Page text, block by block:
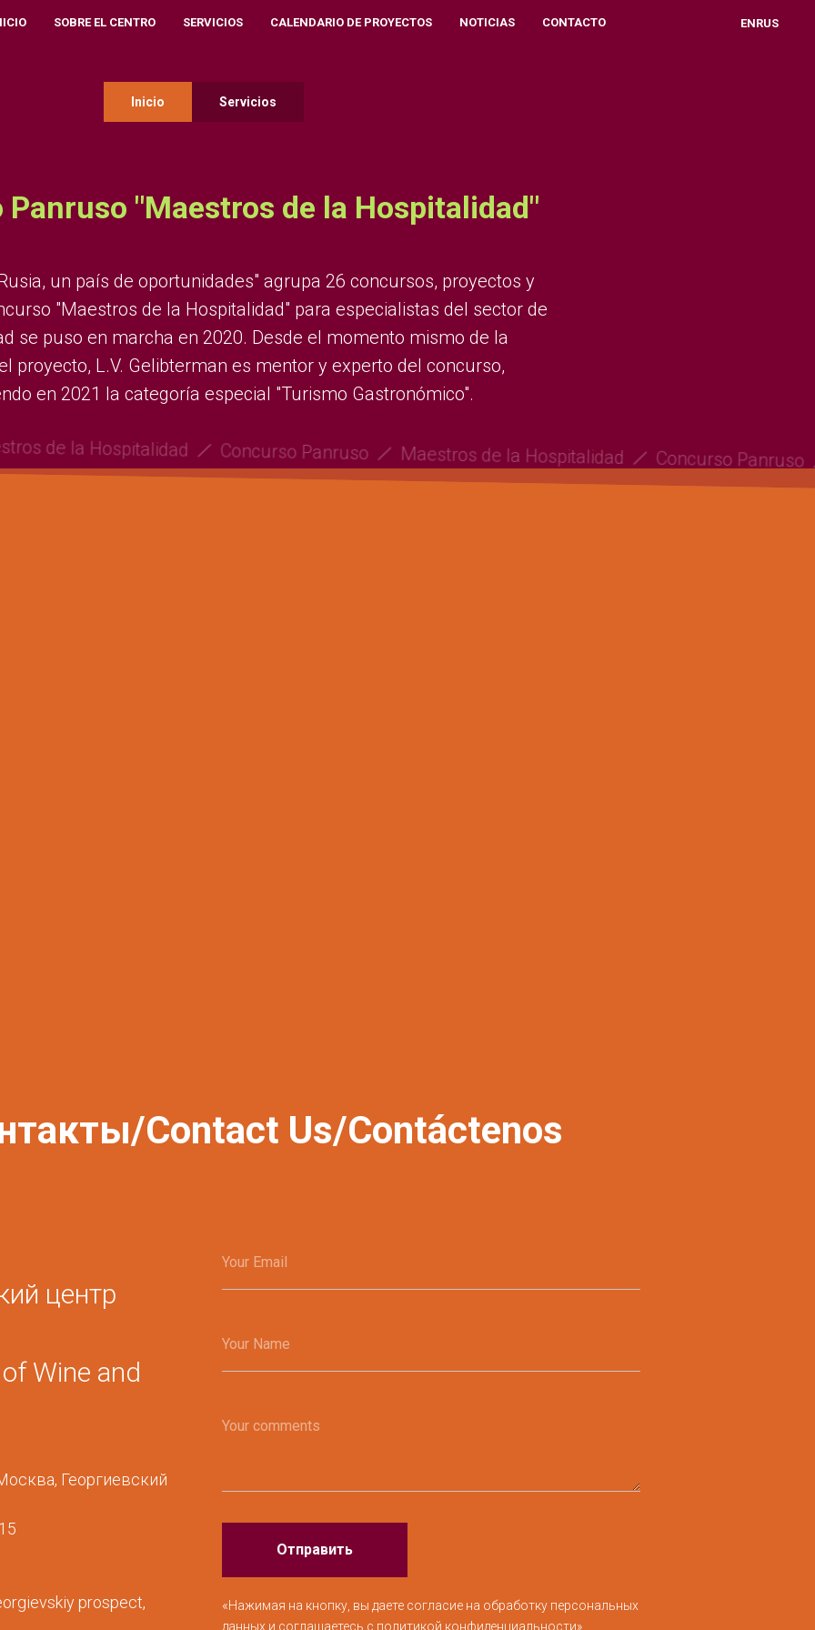
SOBRE EL CENTRO SERVICIOS CALENDARIO DE PROYECTOS NOTICIAS CONTACTO ENRUS
Inicio Servicios
Panruso "Maestros de la Hospitalidad"
un país de oportunidades" agrupa 26 concursos, proyectos y
"Maestros de la Hospitalidad" para especialistas del sector de
se puso en marcha en 2020. Desde el momento mismo de la
proyecto, L.V. Gelibterman es mentor y experto del concurso,
en 2021 la categoría especial "Turismo Gastronómico".
de la Hospitalidad Concurso Panruso Maestros de la Hospitalidad Concurso
Contact Us/Contáctenos
центр
Wine and
Георгиевский
prospect,
Your Email
Your Name
Your comments
Отправить
«Нажимая на кнопку, вы даете согласие на обработку персональных
данных и соглашаетесь c политикой конфиденциальности»